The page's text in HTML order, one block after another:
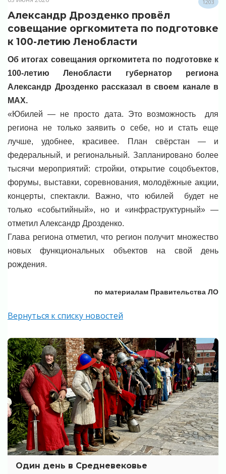
1203
Александр Дрозденко провёл
совещание оргкомитета по подготовке
к 100-летию Ленобласти
Об итогах совещания оргкомитета по подготовке к
100-летию Ленобласти губернатор региона
Александр Дрозденко рассказал в своем канале в
MAX.
«Юбилей — не просто дата. Это возможность для
региона не только заявить о себе, но и стать еще
лучше, удобнее, красивее. План свёрстан — и
федеральный, и региональный. Запланировано более
тысячи мероприятий: стройки, открытие соцобъектов,
форумы, выставки, соревнования, молодёжные акции,
концерты, спектакли. Важно, что юбилей будет не
только «событийный», но и «инфраструктурный» —
отметил Александр Дрозденко.
Глава региона отметил, что регион получит множество
новых функциональных объектов на свой день
рождения.
по материалам Правительства ЛО
Вернуться к списку новостей
Один день в Средневековье